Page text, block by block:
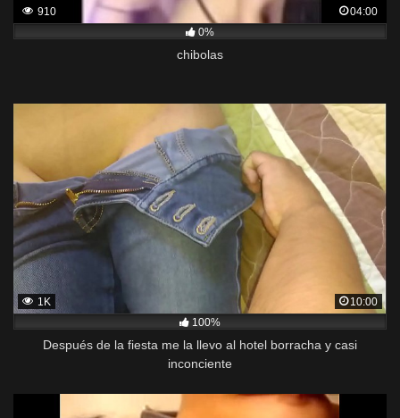
910
04:00
0%
chibolas
1K
10:00
100%
Después de la fiesta me la llevo al hotel borracha y casi
inconciente